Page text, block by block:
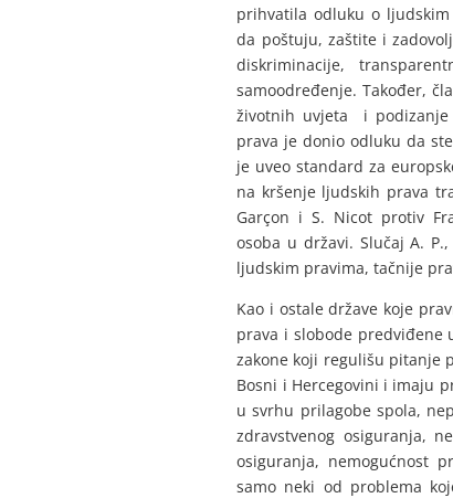
prihvatila odluku o
da poštuju, zaštite i
diskriminacije,
samoodređenje. Također,
životnih uvjeta i podizanje
prava je donio odluku da
je uveo standard za
na kršenje ljudskih prava
Garçon i S. Nicot protiv
osoba u državi. Slučaj A.
ljudskim pravima, tačnije
Kao i ostale države koje
prava i slobode predviđene
zakone koji regulišu pitanje
Bosni i Hercegovini i imaju
u svrhu prilagobe spola,
zdravstvenog osiguranja,
osiguranja, nemogućnost
samo neki od problema